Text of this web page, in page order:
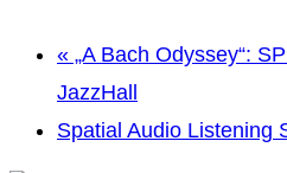
« „A Bach Odyssey“:
JazzHall
Spatial Audio Listening